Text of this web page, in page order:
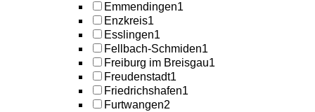
Emmendingen1
Enzkreis1
Esslingen1
Fellbach-Schmiden1
Freiburg im Breisgau1
Freudenstadt1
Friedrichshafen1
Furtwangen2